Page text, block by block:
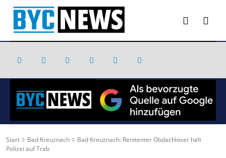
Start Bad Kreuznach
Bad Kreuznach: Renitenter Obdachloser hält
Polizei auf Trab